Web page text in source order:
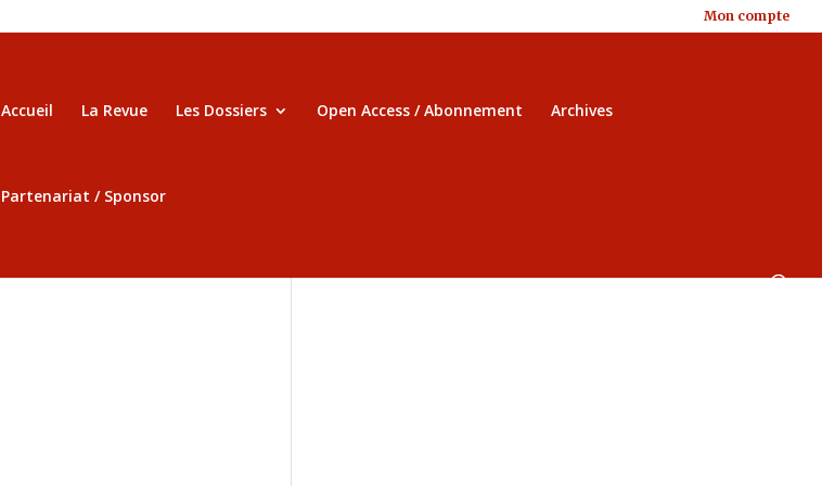
Mon compte
Accueil La Revue Les Dossiers Open Access / Abonnement Archives
Partenariat / Sponsor